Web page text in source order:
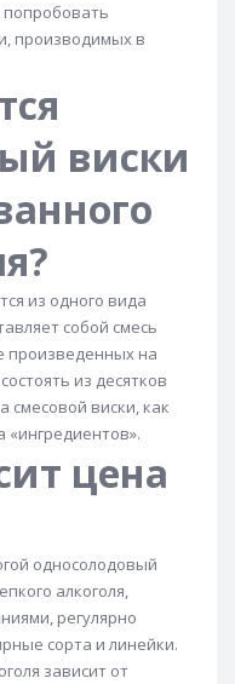
Macallan 18 лет
Macallan 25 лет
Mark
Shoulder
18 лет
Old Pulteney
Виски Port Ellen
12 лет
12 лет
10 лет
производимых в
виски
из одного вида
собой смесь
произведенных на
из десятков
смесовой виски, как
«ингредиентов».
цена
односолодовый
алкоголя,
регулярно
сорта и линейки.
зависит от